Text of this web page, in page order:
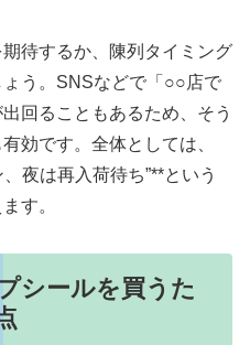
待するか、陳列タイミング
う。SNSなどで「○○店で
回ることもあるため、そう
効です。全体としては、
夜は再入荷待ち”**という
す。
シールを買うた